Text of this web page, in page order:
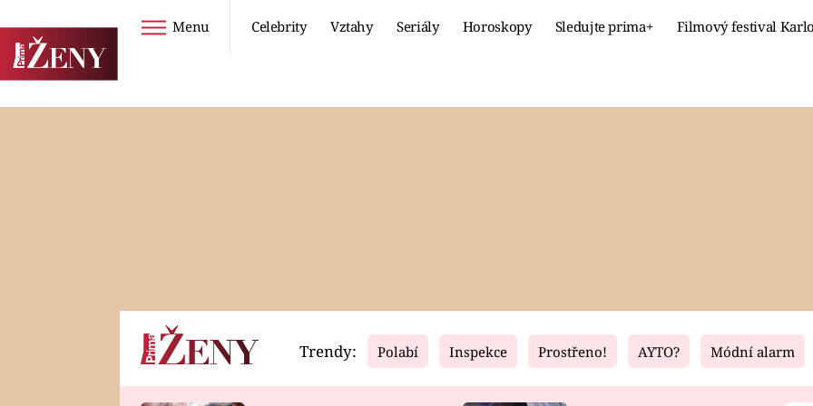
Menu Celebrity Vztahy Seriály Horoskopy Sledujte prima+ Filmový festival
Horoskopy Video Fresh Living
Trendy: Polabí Inspekce Prostřeno! AYTO? Módní alarm